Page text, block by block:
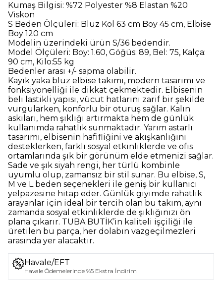
Kumaş Bilgisi: %72 Polyester %8 Elastan %20
Viskon
S Beden Ölçüleri: Bluz Kol 63 cm Boy 45 cm, Elbise
Boy 120 cm
Modelin üzerindeki ürün S/36 bedendir.
Model Ölçüleri: Boy: 1.60, Göğüs: 89, Bel: 75, Kalça:
90 cm, Kilo:55 kg
Bedenler arası +/- sapma olabilir.
Kayık yaka bluz elbise takımı, modern tasarımı ve
fonksiyonelliği ile dikkat çekmektedir. Elbisenin
beli lastikli yapısı, vücut hatlarını zarif bir şekilde
vurgularken, konforlu bir oturuş sağlar. Kalın
askıları, hem şıklığı artırmakta hem de günlük
kullanımda rahatlık sunmaktadır. Yarım astarlı
tasarımı, elbisenin hafifliğini ve akışkanlığını
desteklerken, farklı sosyal etkinliklerde ve ofis
ortamlarında şık bir görünüm elde etmenizi sağlar.
Sade ve şık siyah rengi, her türlü kombinle
uyumlu olup, zamansız bir stil sunar. Bu elbise, S,
M ve L beden seçenekleri ile geniş bir kullanıcı
yelpazesine hitap eder. Günlük giyimde rahatlık
arayanlar için ideal bir tercih olan bu takım, aynı
zamanda sosyal etkinliklerde de şıklığınızı ön
plana çıkarır. TUBA BUTİK’in kaliteli işçiliği ile
üretilen bu parça, her dolabın vazgeçilmezleri
arasında yer alacaktır.
Havale/EFT
Havale Ödemelerinde %5 Ekstra İndirim